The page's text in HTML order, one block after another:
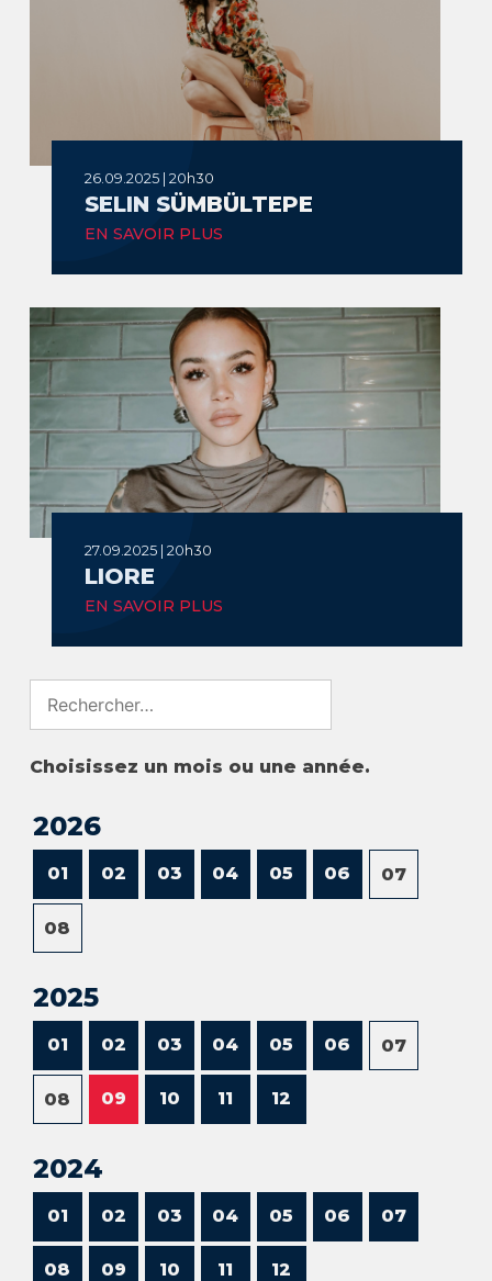
26.09.2025 | 20h30
SELIN SÜMBÜLTEPE
EN SAVOIR PLUS
27.09.2025 | 20h30
LIORE
EN SAVOIR PLUS
for:
Choisissez un mois ou une année.
2026
01 02 03 04 05 06 07
08
2025
01 02 03 04 05 06 07
08 09 10 11 12
2024
01 02 03 04 05 06 07
08 09 10 11 12